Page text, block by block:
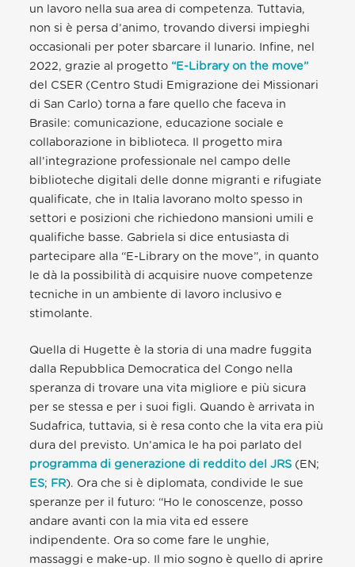
un lavoro nella sua area di competenza. Tuttavia,
non si è persa d’animo, trovando diversi impieghi
occasionali per poter sbarcare il lunario. Infine, nel
2022, grazie al progetto “E-Library on the move”
del CSER (Centro Studi Emigrazione dei Missionari
di San Carlo) torna a fare quello che faceva in
Brasile: comunicazione, educazione sociale e
collaborazione in biblioteca. Il progetto mira
all’integrazione professionale nel campo delle
biblioteche digitali delle donne migranti e rifugiate
qualificate, che in Italia lavorano molto spesso in
settori e posizioni che richiedono mansioni umili e
qualifiche basse. Gabriela si dice entusiasta di
partecipare alla “E-Library on the move”, in quanto
le dà la possibilità di acquisire nuove competenze
tecniche in un ambiente di lavoro inclusivo e
stimolante.
Quella di Hugette è la storia di una madre fuggita
dalla Repubblica Democratica del Congo nella
speranza di trovare una vita migliore e più sicura
per se stessa e per i suoi figli. Quando è arrivata in
Sudafrica, tuttavia, si è resa conto che la vita era più
dura del previsto. Un’amica le ha poi parlato del
programma di generazione di reddito del JRS (EN;
ES; FR). Ora che si è diplomata, condivide le sue
speranze per il futuro: “Ho le conoscenze, posso
andare avanti con la mia vita ed essere
indipendente. Ora so come fare le unghie,
massaggi e make-up. Il mio sogno è quello di aprire